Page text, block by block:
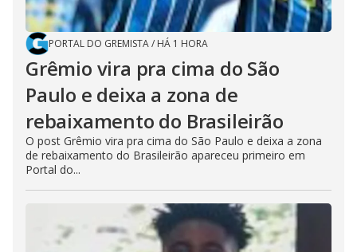
PORTAL DO GREMISTA/ HÁ 1 HORA
Grêmio vira pra cima do São
Paulo e deixa a zona de
rebaixamento do Brasileirão
O post Grêmio vira pra cima do São Paulo e deixa a zona
de rebaixamento do Brasileirão apareceu primeiro em
Portal do...